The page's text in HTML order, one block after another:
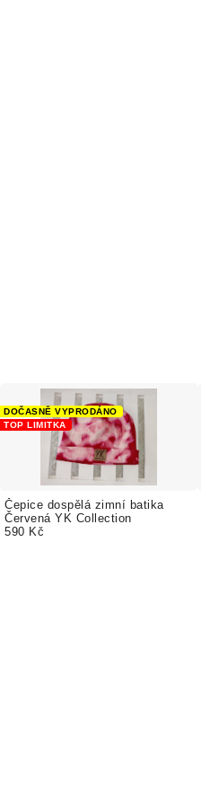
Čepice dospělá zimní batika
Červená YK Collection
DOČASNĚ VYPRODÁNO
TOP LIMITKA
590 Kč